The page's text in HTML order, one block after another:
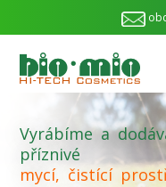
Vyrábíme a
příznivé
mycí, čistící